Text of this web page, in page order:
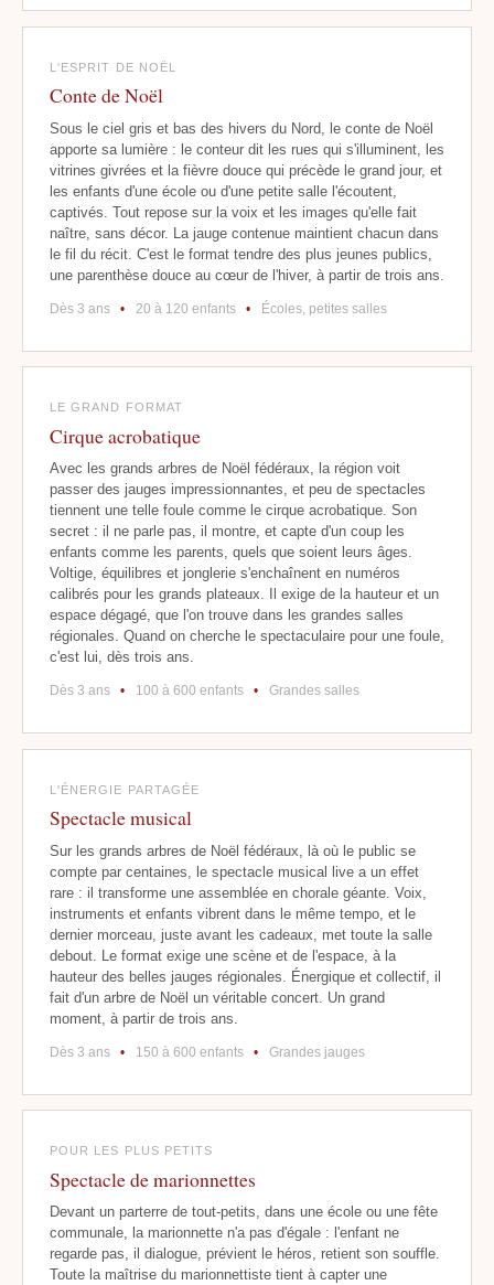
L'ESPRIT DE NOËL
Conte de Noël
Sous le ciel gris et bas des hivers du Nord, le conte de Noël
apporte sa lumière : le conteur dit les rues qui s'illuminent, les
vitrines givrées et la fièvre douce qui précède le grand jour, et
les enfants d'une école ou d'une petite salle l'écoutent,
captivés. Tout repose sur la voix et les images qu'elle fait
naître, sans décor. La jauge contenue maintient chacun dans
le fil du récit. C'est le format tendre des plus jeunes publics,
une parenthèse douce au cœur de l'hiver, à partir de trois ans.
Dès 3 ans • 20 à 120 enfants • Écoles, petites salles
LE GRAND FORMAT
Cirque acrobatique
Avec les grands arbres de Noël fédéraux, la région voit
passer des jauges impressionnantes, et peu de spectacles
tiennent une telle foule comme le cirque acrobatique. Son
secret : il ne parle pas, il montre, et capte d'un coup les
enfants comme les parents, quels que soient leurs âges.
Voltige, équilibres et jonglerie s'enchaînent en numéros
calibrés pour les grands plateaux. Il exige de la hauteur et un
espace dégagé, que l'on trouve dans les grandes salles
régionales. Quand on cherche le spectaculaire pour une foule,
c'est lui, dès trois ans.
Dès 3 ans • 100 à 600 enfants • Grandes salles
L'ÉNERGIE PARTAGÉE
Spectacle musical
Sur les grands arbres de Noël fédéraux, là où le public se
compte par centaines, le spectacle musical live a un effet
rare : il transforme une assemblée en chorale géante. Voix,
instruments et enfants vibrent dans le même tempo, et le
dernier morceau, juste avant les cadeaux, met toute la salle
debout. Le format exige une scène et de l'espace, à la
hauteur des belles jauges régionales. Énergique et collectif, il
fait d'un arbre de Noël un véritable concert. Un grand
moment, à partir de trois ans.
Dès 3 ans • 150 à 600 enfants • Grandes jauges
POUR LES PLUS PETITS
Spectacle de marionnettes
Devant un parterre de tout-petits, dans une école ou une fête
communale, la marionnette n'a pas d'égale : l'enfant ne
regarde pas, il dialogue, prévient le héros, retient son souffle.
Toute la maîtrise du marionnettiste tient à capter une